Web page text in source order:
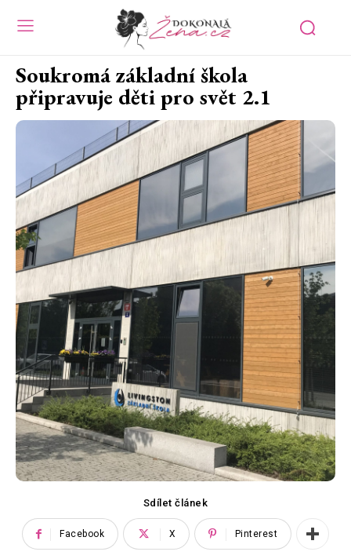
Soukromá základní škola
připravuje děti pro svět 2.1
Sdílet článek
Facebook X Pinterest